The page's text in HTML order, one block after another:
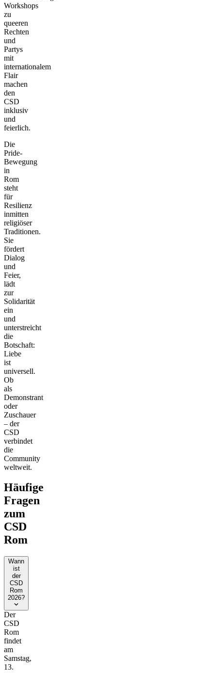
Workshops
zu
queeren
Rechten
und
Partys
mit
internationalem
Flair
machen
den
CSD
inklusiv
und
feierlich.
Die
Pride-
Bewegung
in
Rom
steht
für
Resilienz
inmitten
religiöser
Traditionen.
Sie
fördert
Dialog
und
Feier,
lädt
zur
Solidarität
ein
und
unterstreicht
die
Botschaft:
Liebe
ist
universell.
Ob
als
Demonstrant
oder
Zuschauer
– der
CSD
verbindet
die
Community
weltweit.
Häufige
Fragen
zum
CSD
Rom
Wann
ist
der
CSD
Rom
2026?
Der
CSD
Rom
findet
am
Samstag,
13.